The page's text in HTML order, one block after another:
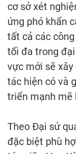
cơ sở xét
ứng phó khẩn
tất cả các
tối đa trong đại
vực mới sẽ
tác hiện có và
triển mạnh mẽ
Theo Đại sứ
đặc biệt phù